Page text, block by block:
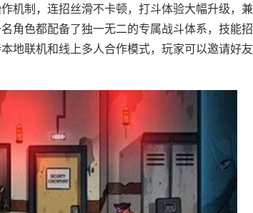
机制，连招丝滑不卡顿，打斗体验大幅升级，
角色都配备了独一无二的专属战斗体系，技能
地联机和线上多人合作模式，玩家可以邀请好